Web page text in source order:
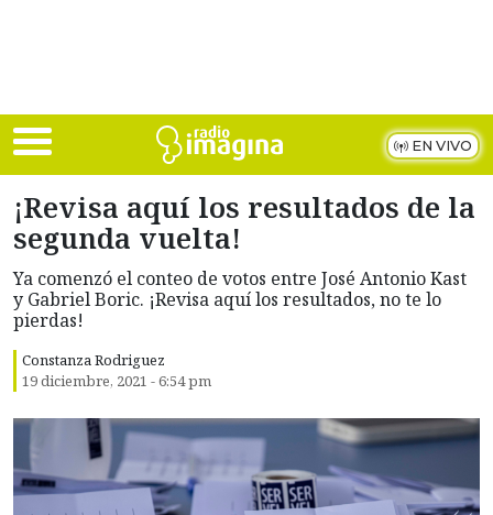
EN VIVO
¡Revisa aquí los resultados de la
segunda vuelta!
Ya comenzó el conteo de votos entre José Antonio Kast
y Gabriel Boric. ¡Revisa aquí los resultados, no te lo
pierdas!
Constanza Rodriguez
19 diciembre, 2021 - 6:54 pm